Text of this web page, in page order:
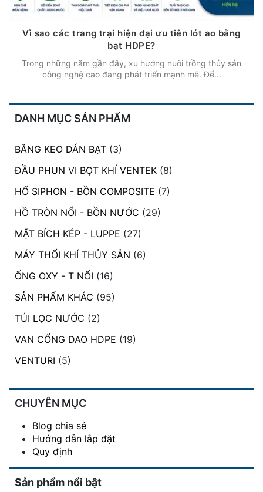
Vì sao các trang trại hiện đại ưu tiên lót ao bằng
bạt HDPE?
Trong những năm gần đây, xu hướng nuôi trồng thủy sản
công nghệ cao đang phát triển mạnh mẽ. Để...
DANH MỤC SẢN PHẨM
BĂNG KEO DÁN BẠT (3)
ĐẦU PHUN VI BỌT KHÍ VENTEK (8)
HỐ SIPHON - BỒN COMPOSITE (7)
HỒ TRÒN NỔI - BỒN NƯỚC (29)
MẶT BÍCH KÉP - LUPPE (27)
MÁY THỔI KHÍ THỦY SẢN (6)
ỐNG OXY - T NỐI (16)
SẢN PHẨM KHÁC (95)
TÚI LỌC NƯỚC (2)
VAN CỔNG DAO HDPE (19)
VENTURI (5)
CHUYÊN MỤC
Blog chia sẻ
Hướng dẫn lắp đặt
Quy định
Sản phẩm nổi bật